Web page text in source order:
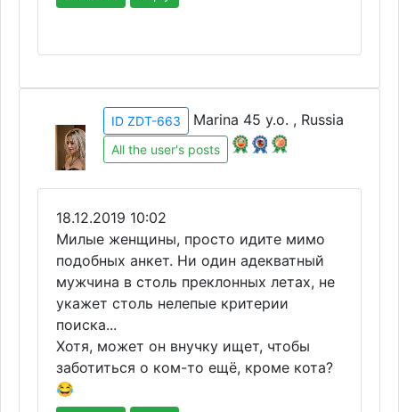
ID ZDT-663 Marina 45 y.o. , Russia
All the user's posts
18.12.2019 10:02
Милые женщины, просто идите мимо
подобных анкет. Ни один адекватный
мужчина в столь преклонных летах, не
укажет столь нелепые критерии
поиска...
Хотя, может он внучку ищет, чтобы
заботиться о ком-то ещё, кроме кота?
😂